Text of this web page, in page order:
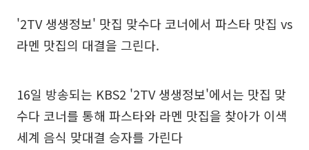
'2TV 생생정보' 맛집 맞수다 코너에서 파스타 맛집 vs
라멘 맛집의 대결을 그린다.
16일 방송되는 KBS2 '2TV 생생정보'에서는 맛집 맞
수다 코너를 통해 파스타와 라멘 맛집을 찾아가 이색
세계 음식 맞대결 승자를 가린다